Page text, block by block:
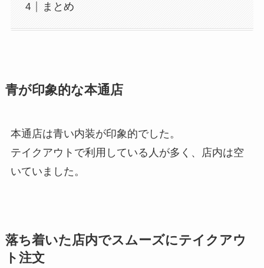
まとめ
青が印象的な本通店
本通店は青い内装が印象的でした。
テイクアウトで利用している人が多く、店内は空
いていました。
落ち着いた店内でスムーズにテイクアウ
ト注文